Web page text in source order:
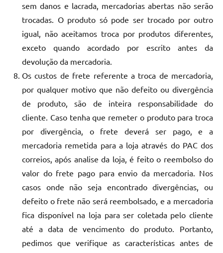
sem danos e lacrada, mercadorias abertas não serão
trocadas. O produto só pode ser trocado por outro
igual, não aceitamos troca por produtos diferentes,
exceto quando acordado por escrito antes da
devolução da mercadoria.
Os custos de frete referente a troca de mercadoria,
por qualquer motivo que não defeito ou divergência
de produto, são de inteira responsabilidade do
cliente. Caso tenha que remeter o produto para troca
por divergência, o frete deverá ser pago, e a
mercadoria remetida para a loja através do PAC dos
correios, após analise da loja, é feito o reembolso do
valor do frete pago para envio da mercadoria. Nos
casos onde não seja encontrado divergências, ou
defeito o frete não será reembolsado, e a mercadoria
fica disponível na loja para ser coletada pelo cliente
até a data de vencimento do produto. Portanto,
pedimos que verifique as características antes de